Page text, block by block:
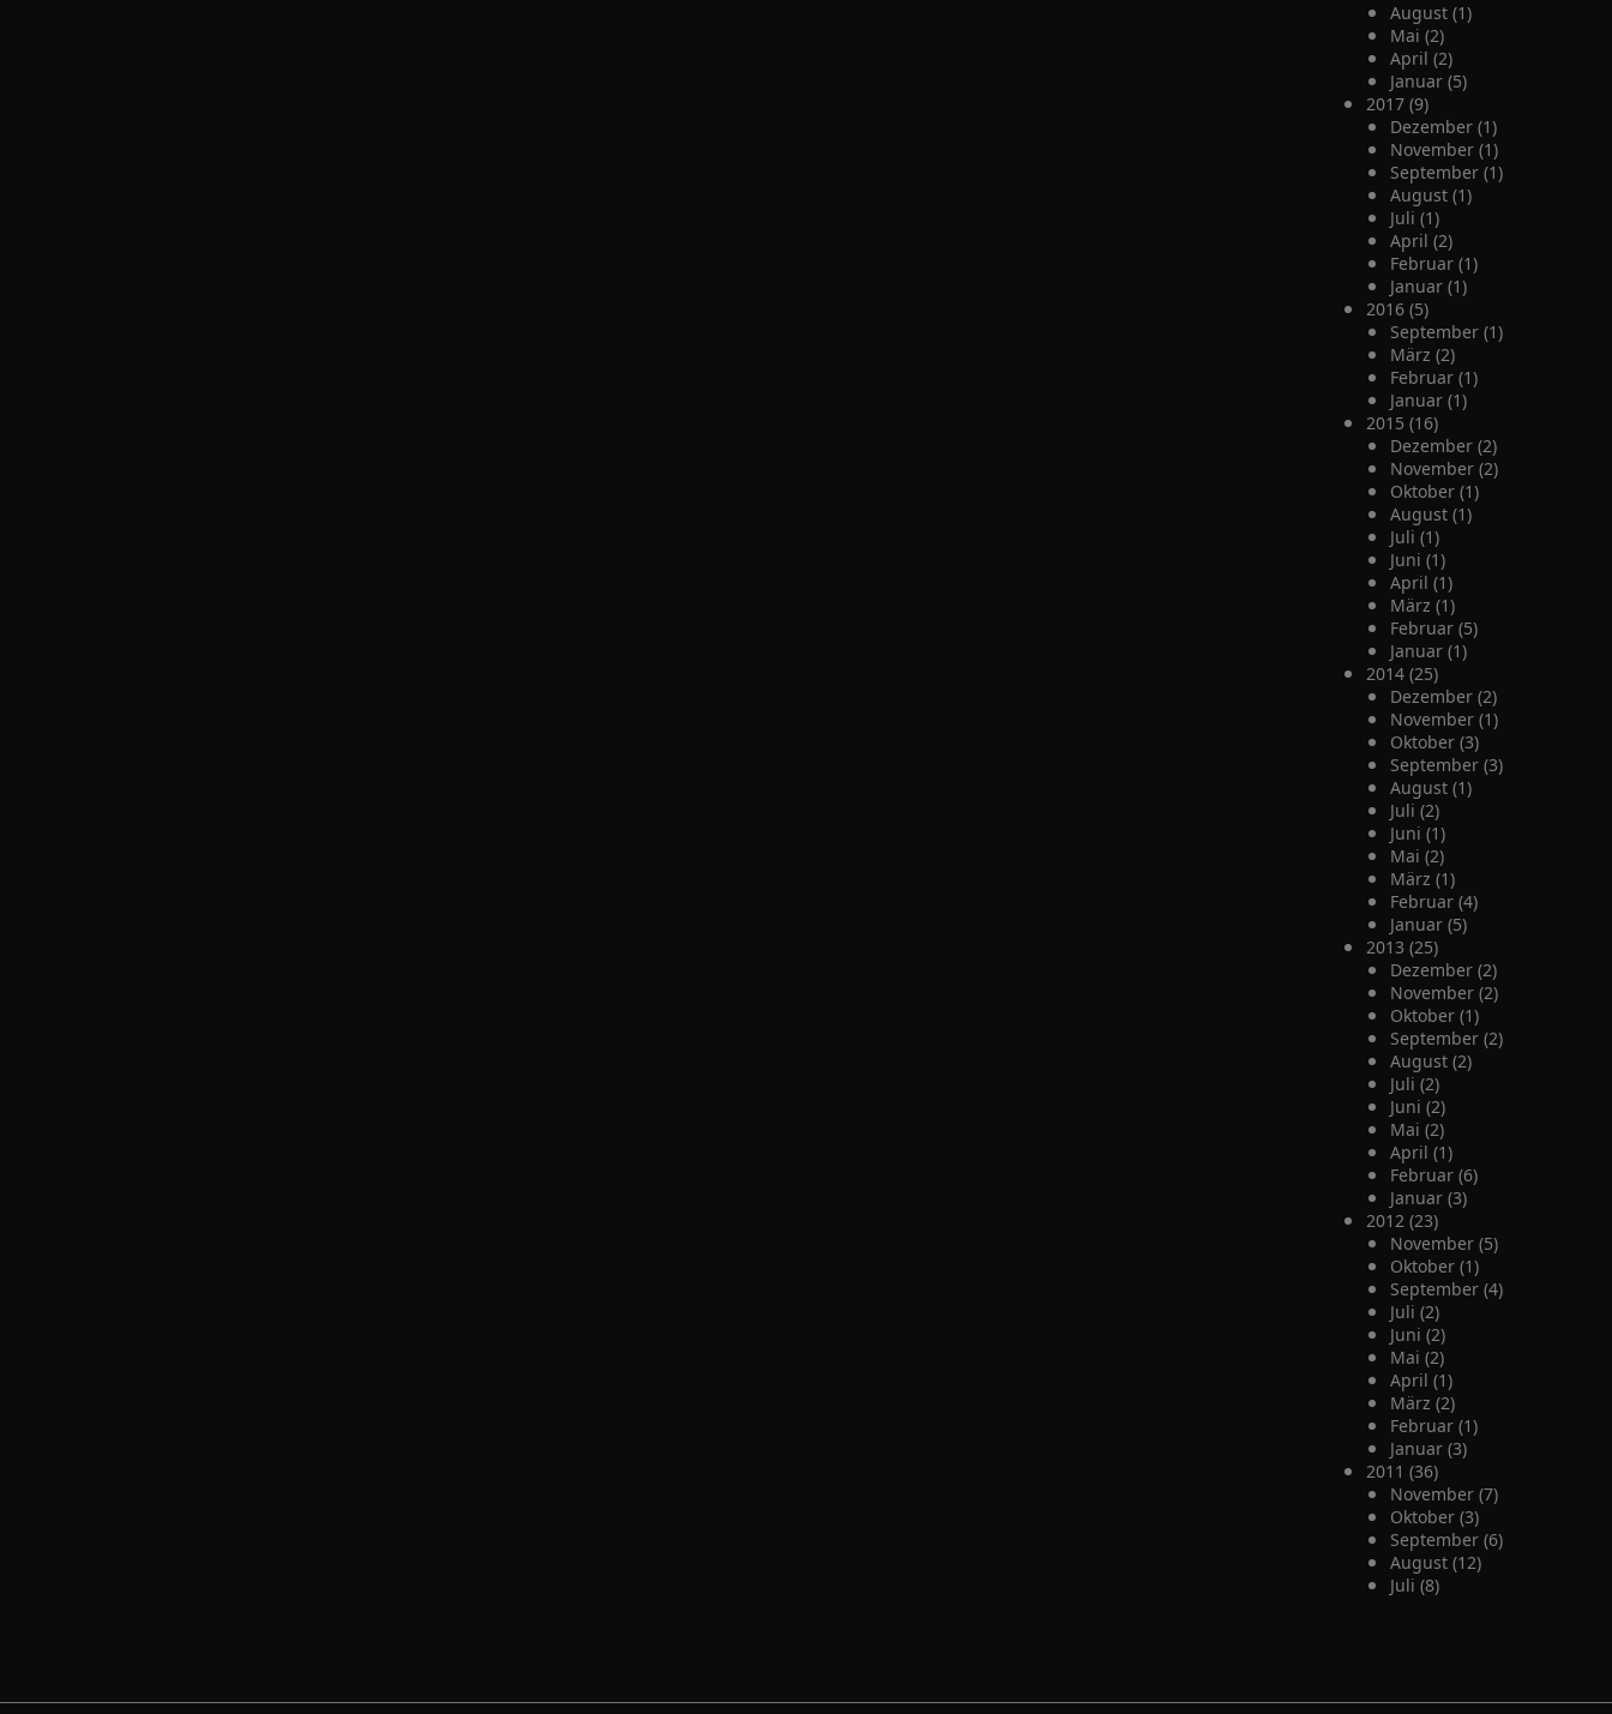
August (1)
Mai (2)
April (2)
Januar (5)
2017 (9)
Dezember (1)
November (1)
September (1)
August (1)
Juli (1)
April (2)
Februar (1)
Januar (1)
2016 (5)
September (1)
März (2)
Februar (1)
Januar (1)
2015 (16)
Dezember (2)
November (2)
Oktober (1)
August (1)
Juli (1)
Juni (1)
April (1)
März (1)
Februar (5)
Januar (1)
2014 (25)
Dezember (2)
November (1)
Oktober (3)
September (3)
August (1)
Juli (2)
Juni (1)
Mai (2)
März (1)
Februar (4)
Januar (5)
2013 (25)
Dezember (2)
November (2)
Oktober (1)
September (2)
August (2)
Juli (2)
Juni (2)
Mai (2)
April (1)
Februar (6)
Januar (3)
2012 (23)
November (5)
Oktober (1)
September (4)
Juli (2)
Juni (2)
Mai (2)
April (1)
März (2)
Februar (1)
Januar (3)
2011 (36)
November (7)
Oktober (3)
September (6)
August (12)
Juli (8)